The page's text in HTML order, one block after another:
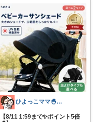
ひよっこママ🐣𓂃ゆるっと育児と暮らし
【8/11 1:59まで✨ポイント5倍